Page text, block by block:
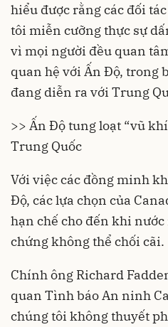
hiểu được rằng các đối
tôi miễn cưỡng thực sự
vì mọi người đều quan
quan hệ với Ấn Độ, trong
đang diễn ra với Trung
>> Ấn Độ tung loạt “vũ
Trung Quốc
Với việc các đồng minh
Độ, các lựa chọn của
hạn chế cho đến khi
chứng không thể chối cãi.
Chính ông Richard
quan Tình báo An ninh
chúng tôi không thuyết